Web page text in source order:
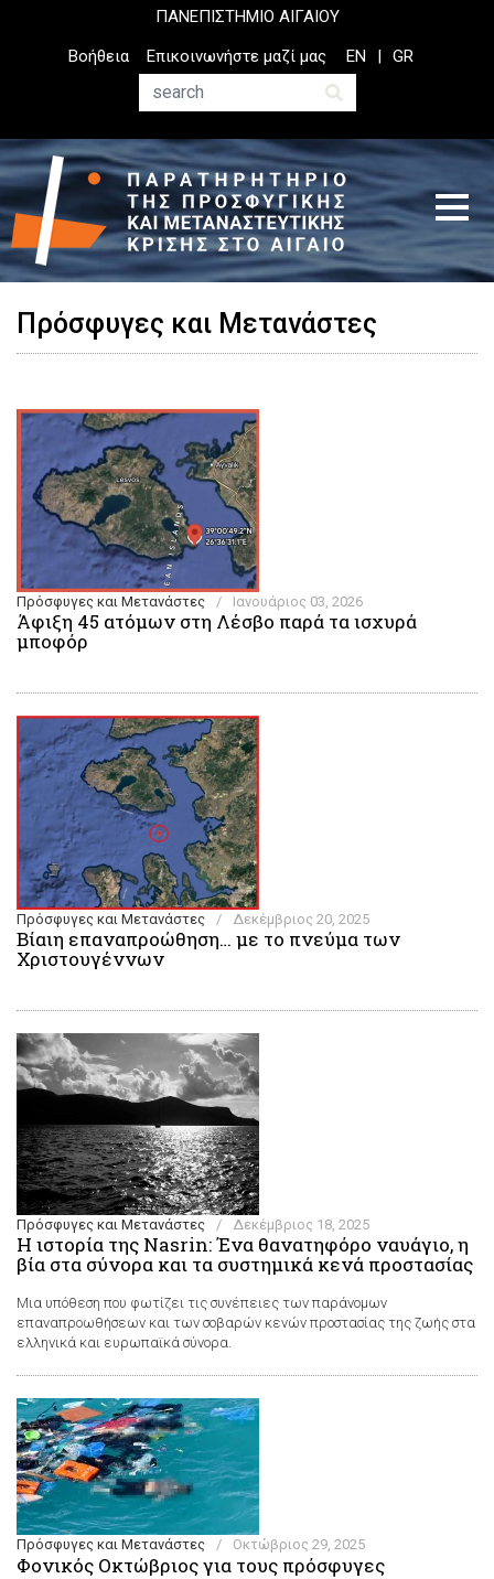
ΠΑΝΕΠΙΣΤΗΜΙΟ ΑΙΓΑΙΟΥ
Top
Header
Βοήθεια
Επικοινωνήστε μαζί μας
Αναζήτηση
EN GR
Πρόσφυγες και Μετανάστες
Πρόσφυγες και Μετανάστες / Ιανουάριος 03, 2026
Άφιξη 45 ατόμων στη Λέσβο παρά τα ισχυρά
μποφόρ
Πρόσφυγες και Μετανάστες / Δεκέμβριος 20, 2025
Βίαιη επαναπροώθηση… με το πνεύμα των
Χριστουγέννων
Πρόσφυγες και Μετανάστες / Δεκέμβριος 18, 2025
Η ιστορία της Nasrin: Ένα θανατηφόρο ναυάγιο, η
βία στα σύνορα και τα συστημικά κενά προστασίας
Μια υπόθεση που φωτίζει τις συνέπειες των παράνομων
επαναπροωθήσεων και των σοβαρών κενών προστασίας της ζωής στα
ελληνικά και ευρωπαϊκά σύνορα.
Πρόσφυγες και Μετανάστες / Οκτώβριος 29, 2025
Φονικός Οκτώβριος για τους πρόσφυγες